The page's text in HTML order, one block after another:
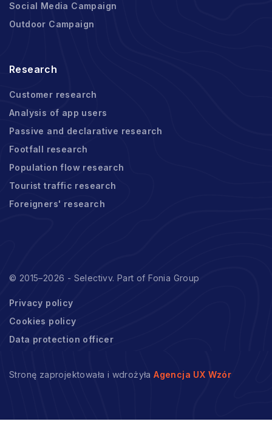
Social Media Campaign
Outdoor Campaign
Research
Customer research
Analysis of app users
Passive and declarative research
Footfall research
Population flow research
Tourist traffic research
Foreigners' research
© 2015–2026 - Selectivv. Part of Fonia Group
Privacy policy
Cookies policy
Data protection officer
Stronę zaprojektowała i wdrożyłaAgencja UX Wzór